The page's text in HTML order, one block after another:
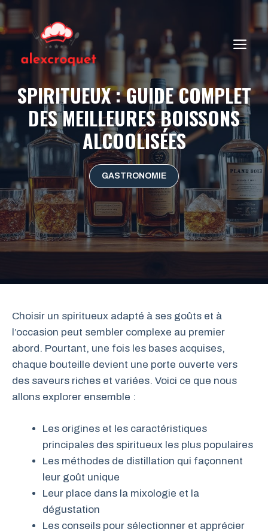
Aller
au
contenu
SPIRITUEUX : GUIDE COMPLET
DES MEILLEURES BOISSONS
ALCOOLISÉES
GASTRONOMIE
Choisir un spiritueux adapté à ses goûts et à
l’occasion peut sembler complexe au premier
abord. Pourtant, une fois les bases acquises,
chaque bouteille devient une porte ouverte vers
des saveurs riches et variées. Voici ce que nous
allons explorer ensemble :
Les origines et les caractéristiques
principales des spiritueux les plus populaires
Les méthodes de distillation qui façonnent
leur goût unique
Leur place dans la mixologie et la
dégustation
Les conseils pour sélectionner et apprécier